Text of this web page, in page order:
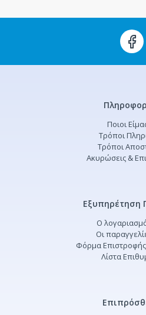
Ποιοι
Τρόποι
Τρόποι
Ακυρώσεις &
Εξυπηρέτηση
Ο
Οι
Φόρμα
Λίστα